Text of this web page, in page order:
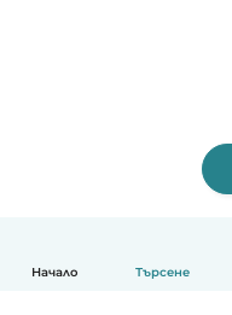
Начало Търсене